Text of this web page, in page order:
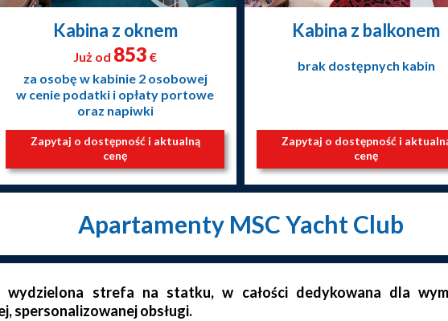
Kabina z oknem
Już od 853 €
za osobę w kabinie 2 osobowej
w cenie podatki i opłaty portowe
oraz napiwki
Zapytaj o dostępność i aktualną
cenę
Kabina z balkonem
brak dostępnych kabin
Zapytaj o dostępność i
cenę
Apartamenty MSC Yacht Club
strefa na statku, w całości dedykowana dla
spersonalizowanej obsługi.